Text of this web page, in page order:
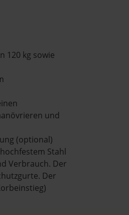
120 kg sowie
und
(optional)
Stahl
Verbrauch. Der
Der